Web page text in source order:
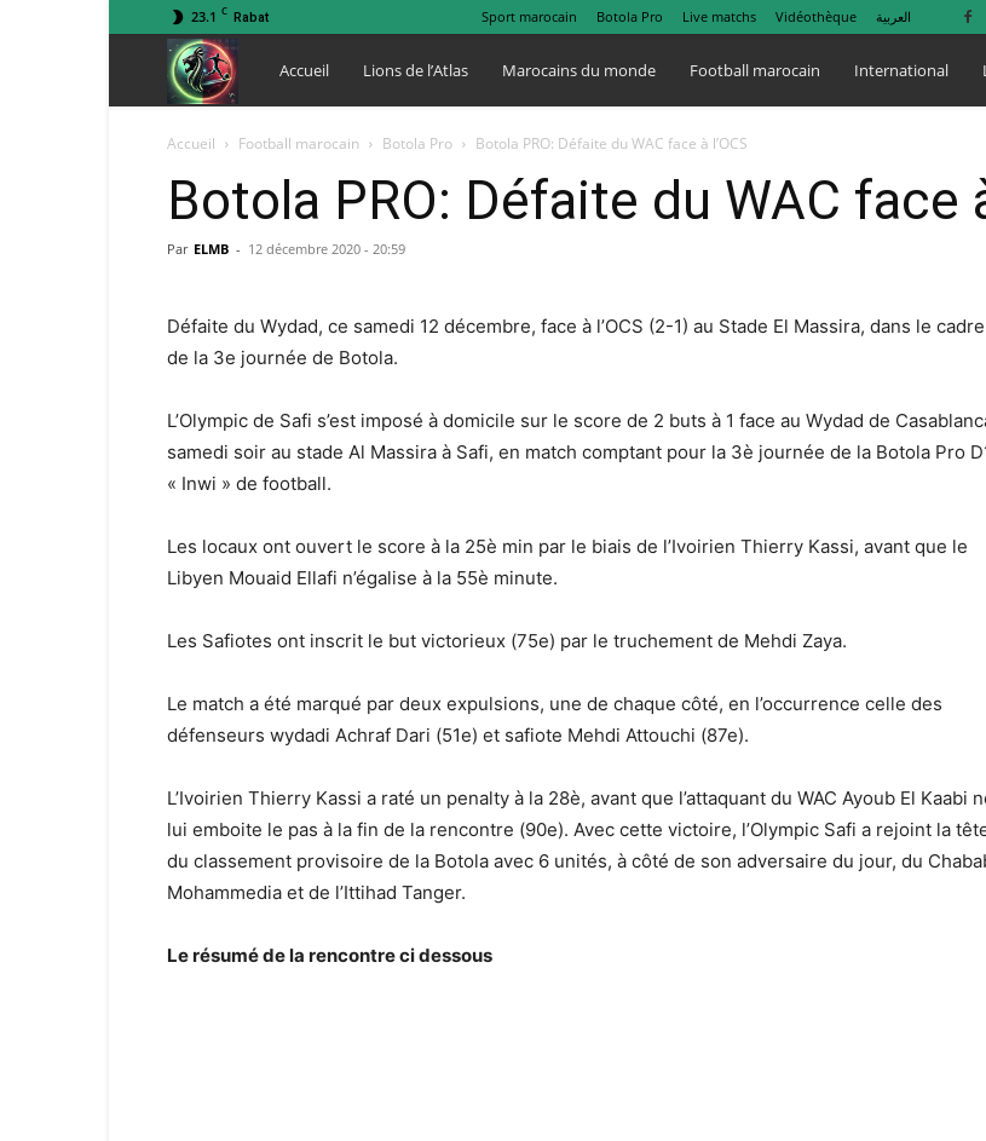
23.1 C Rabat Sport marocain Botola Pro Live matchs Vidéothèque العربية
Lions
de
l
Accueil Lions de l’Atlas Marocains du monde Football marocain International
Accueil Football marocain Botola Pro Botola PRO: Défaite du WAC face à l’OCS
Botola PRO: Défaite du WAC face
Par ELMB - 12 décembre 2020 - 20:59
Défaite du Wydad, ce samedi 12 décembre, face à l’OCS (2-1) au Stade El Massira, dans le cadre
de la 3e journée de Botola.
L’Olympic de Safi s’est imposé à domicile sur le score de 2 buts à 1 face au Wydad de
samedi soir au stade Al Massira à Safi, en match comptant pour la 3è journée de la Botola Pro
« Inwi » de football.
Les locaux ont ouvert le score à la 25è min par le biais de l’Ivoirien Thierry Kassi, avant que le
Libyen Mouaid Ellafi n’égalise à la 55è minute.
Les Safiotes ont inscrit le but victorieux (75e) par le truchement de Mehdi Zaya.
Le match a été marqué par deux expulsions, une de chaque côté, en l’occurrence celle des
défenseurs wydadi Achraf Dari (51e) et safiote Mehdi Attouchi (87e).
L’Ivoirien Thierry Kassi a raté un penalty à la 28è, avant que l’attaquant du WAC Ayoub El Kaabi
lui emboite le pas à la fin de la rencontre (90e). Avec cette victoire, l’Olympic Safi a rejoint la
du classement provisoire de la Botola avec 6 unités, à côté de son adversaire du jour, du
Mohammedia et de l’Ittihad Tanger.
Le résumé de la rencontre ci dessous